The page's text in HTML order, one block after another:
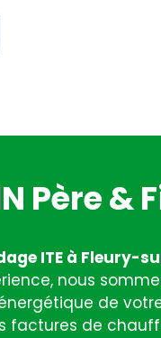
Père
ITE à Fleury-
nous
de
factures de